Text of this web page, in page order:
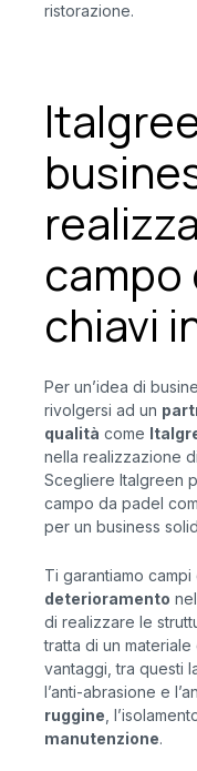
ristorazione.
campo
chiavi
Per un’idea di
rivolgersi ad un
qualità come
nella realizzazione
Scegliere Italgreen
campo da padel
per un business
Ti garantiamo
deterioramento
di realizzare le
tratta di un
vantaggi, tra questi
l’anti-abrasione e
ruggine ,
manutenzione.